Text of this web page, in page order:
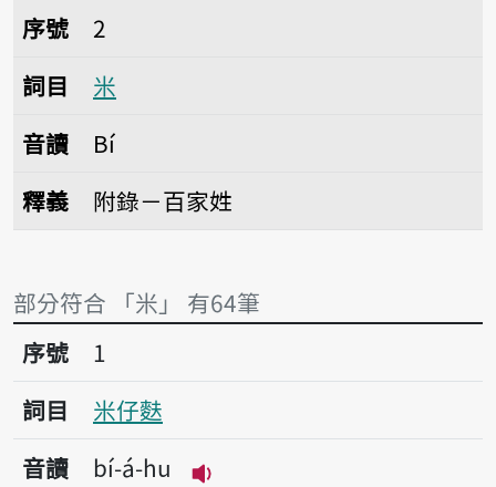
序號2米
序號
2
詞目
米
音讀
Bí
釋義
附錄－百家姓
部分符合 「米」 有64筆
序號1米仔麩
序號
1
詞目
米仔麩
音讀
bí-á-hu